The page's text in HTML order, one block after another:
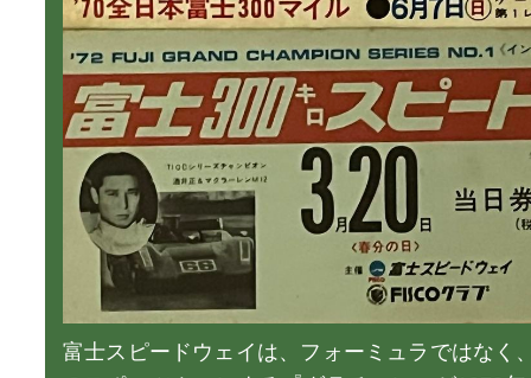
富士スピードウェイは、フォーミュラではなく